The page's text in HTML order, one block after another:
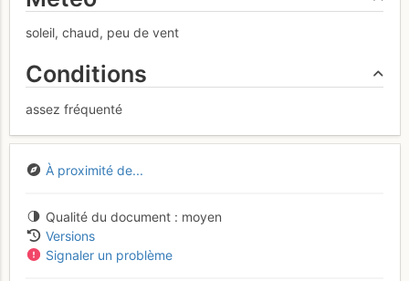
soleil, chaud, peu de vent
Conditions
assez fréquenté
À proximité de...
Qualité du document
moyen
Versions
Signaler un problème